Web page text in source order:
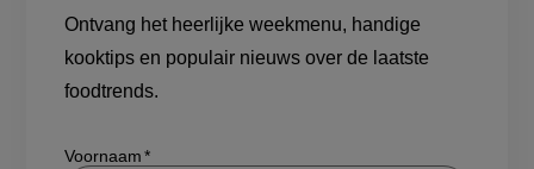
kooktips en populair nieuws over de laatste
foodtrends.
Show/hide